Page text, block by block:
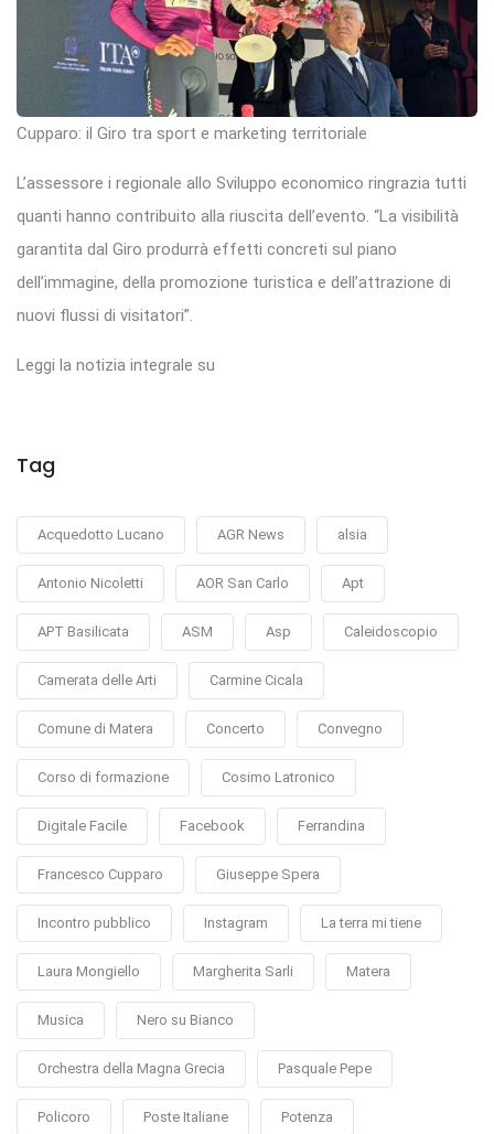
Cupparo: il Giro tra sport e marketing territoriale
L’assessore i regionale allo Sviluppo economico ringrazia tutti
quanti hanno contribuito alla riuscita dell’evento. “La visibilità
garantita dal Giro produrrà effetti concreti sul piano
dell’immagine, della promozione turistica e dell’attrazione di
nuovi flussi di visitatori”.
Leggi la notizia integrale su
Tag
Acquedotto Lucano AGR News alsia
Antonio Nicoletti AOR San Carlo Apt
APT Basilicata ASM Asp Caleidoscopio
Camerata delle Arti Carmine Cicala
Comune di Matera Concerto Convegno
Corso di formazione Cosimo Latronico
Digitale Facile Facebook Ferrandina
Francesco Cupparo Giuseppe Spera
Incontro pubblico Instagram La terra mi tiene
Laura Mongiello Margherita Sarli Matera
Musica Nero su Bianco
Orchestra della Magna Grecia Pasquale Pepe
Policoro Poste Italiane Potenza